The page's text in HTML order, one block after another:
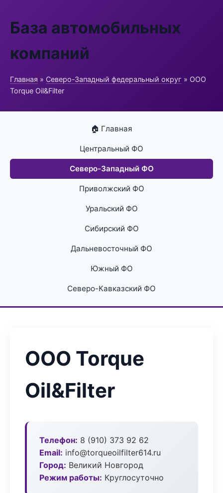
База автомобильных
компаний
Главная » Северо-Западный федеральный округ » ООО
Torque Oil&Filter
🏠 Главная
Центральный ФО
Северо-Западный ФО
Приволжский ФО
Уральский ФО
Сибирский ФО
Дальневосточный ФО
Южный ФО
Северо-Кавказский ФО
ООО Torque
Oil&Filter
Телефон: 8 (910) 373 92 62
Email: info@torqueoilfilter614.ru
Город: Великий Новгород
Режим работы: Круглосуточно